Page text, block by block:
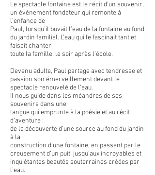
Le spectacle fontaine est le récit d’un souvenir,
un événement fondateur qui remonte à
l’enfance de
Paul, lorsqu’il buvait l’eau de la fontaine au fond
du jardin familial. L’eau qui le fascinait tant et
faisait chanter
toute la famille, le soir après l’école.
Devenu adulte, Paul partage avec tendresse et
passion son émerveillement devant le
spectacle renouvelé de l’eau.
Il nous guide dans les méandres de ses
souvenirs dans une
langue qui emprunte à la poésie et au récit
d’aventure :
de la découverte d’une source au fond du jardin
à la
construction d’une fontaine, en passant par le
creusement d’un puit, jusqu’aux incroyables et
inquiétantes beautés souterraines créées par
l’eau.